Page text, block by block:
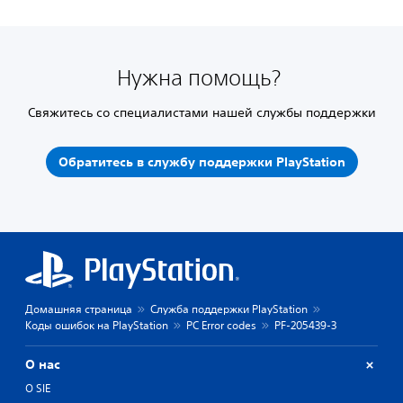
Нужна помощь?
Свяжитесь со специалистами нашей службы поддержки
Обратитесь в службу поддержки PlayStation
Домашняя страница
Служба поддержки PlayStation
Коды ошибок на PlayStation
PC Error codes PF-205439-3
О нас
О SIE